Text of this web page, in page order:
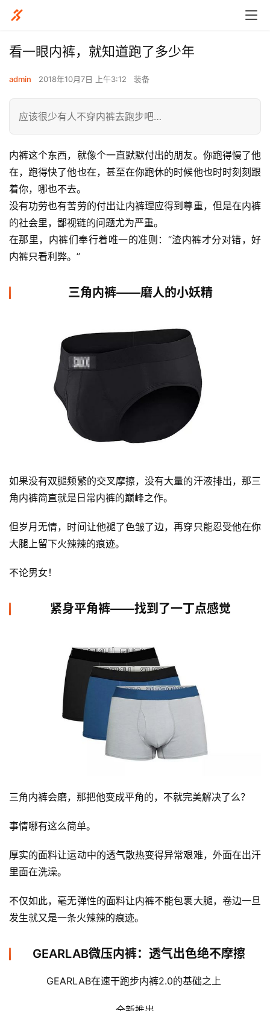
看一眼内裤，就知道跑了多少年
admin 2018年10月7日 上午3:12 装备
应该很少有人不穿内裤去跑步吧…
内裤这个东西，就像个一直默默付出的朋友。你跑得慢了他
在，跑得快了他也在，甚至在你跑休的时候他也时时刻刻跟
着你，哪也不去。
没有功劳也有苦劳的付出让内裤理应得到尊重，但是在内裤
的社会里，鄙视链的问题尤为严重。
在那里，内裤们奉行着唯一的准则：“渣内裤才分对错，好
内裤只看利弊。”
三角内裤——磨人的小妖精
如果没有双腿频繁的交叉摩擦，没有大量的汗液排出，那三
角内裤简直就是日常内裤的巅峰之作。
但岁月无情，时间让他褪了色皱了边，再穿只能忍受他在你
大腿上留下火辣辣的痕迹。
不论男女！
紧身平角裤——找到了一丁点感觉
三角内裤会磨，那把他变成平角的，不就完美解决了么？
事情哪有这么简单。
厚实的面料让运动中的透气散热变得异常艰难，外面在出汗
里面在洗澡。
不仅如此，毫无弹性的面料让内裤不能包裹大腿，卷边一旦
发生就又是一条火辣辣的痕迹。
GEARLAB微压内裤：透气出色绝不摩擦
GEARLAB在速干跑步内裤2.0的基础之上